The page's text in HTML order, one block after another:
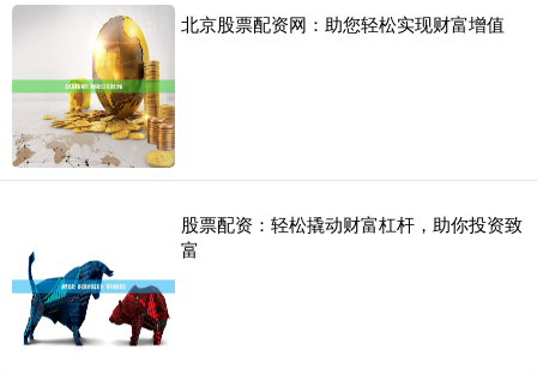
北京股票配资网：助您轻松实现财富增值
股票配资：轻松撬动财富杠杆，助你投资致
富